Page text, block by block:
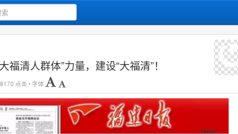
福清人群体”力量，建设“大福清”！
点击 • 字体